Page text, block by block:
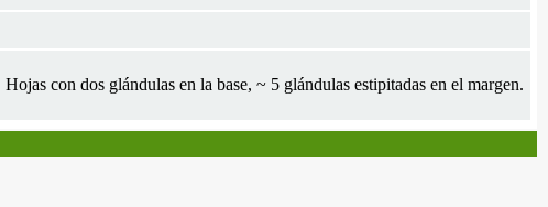
con dos glándulas en la base, ~ 5 glándulas estipitadas en el margen.